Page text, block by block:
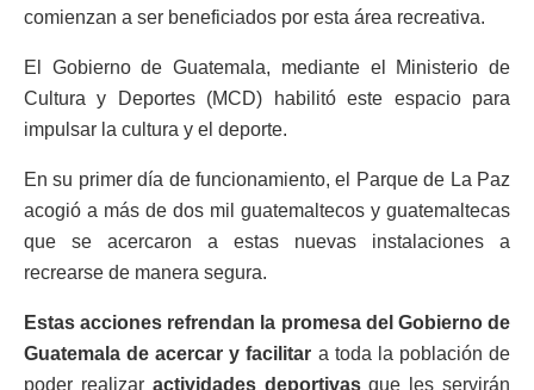
comienzan a ser beneficiados por esta área recreativa.
El Gobierno de Guatemala, mediante el Ministerio de
Cultura y Deportes (MCD) habilitó este espacio para
impulsar la cultura y el deporte.
En su primer día de funcionamiento, el Parque de La Paz
acogió a más de dos mil guatemaltecos y guatemaltecas
que se acercaron a estas nuevas instalaciones a
recrearse de manera segura.
Estas acciones refrendan la promesa del Gobierno de
Guatemala de acercar y facilitar a toda la población de
poder realizaractividades deportivasque les servirán